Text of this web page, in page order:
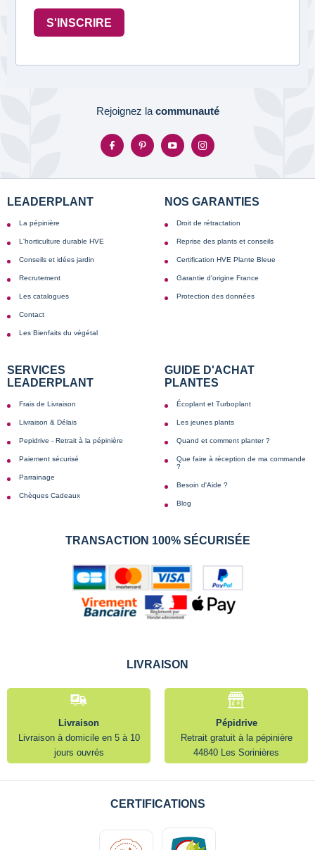
S'INSCRIRE
Rejoignez la communauté
LEADERPLANT
La pépinière
L'horticulture durable HVE
Conseils et idées jardin
Recrutement
Les catalogues
Contact
Les Bienfaits du végétal
NOS GARANTIES
Droit de rétractation
Reprise des plants et conseils
Certification HVE Plante Bleue
Garantie d'origine France
Protection des données
SERVICES
LEADERPLANT
Frais de Livraison
Livraison & Délais
Pepidrive - Retrait à la pépinière
Paiement sécurisé
Parrainage
Chèques Cadeaux
GUIDE D'ACHAT
PLANTES
Écoplant et Turboplant
Les jeunes plants
Quand et comment planter ?
Que faire à réception de ma commande
?
Besoin d'Aide ?
Blog
TRANSACTION 100% SÉCURISÉE
LIVRAISON
Livraison
Livraison à domicile en 5 à 10
jours ouvrés
Pépidrive
Retrait gratuit à la pépinière
44840 Les Sorinières
CERTIFICATIONS